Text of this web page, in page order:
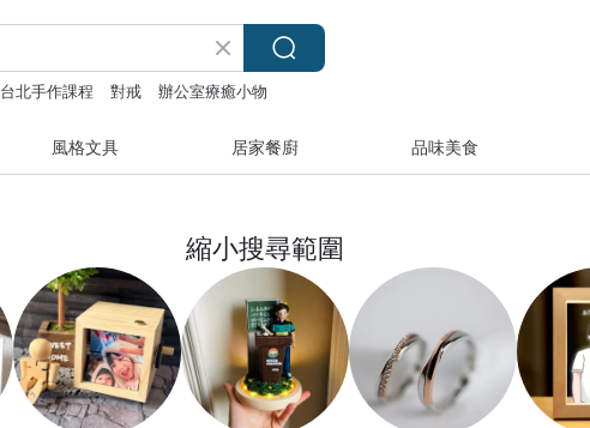
台北手作課程 對戒 辦公室療癒小物
風格文具 居家餐廚 品味美食
縮小搜尋範圍